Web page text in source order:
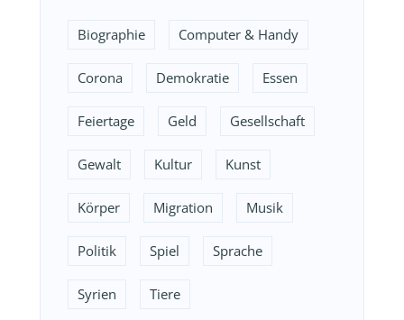
Biographie Computer & Handy
Corona Demokratie Essen
Feiertage Geld Gesellschaft
Gewalt Kultur Kunst
Körper Migration Musik
Politik Spiel Sprache
Syrien Tiere